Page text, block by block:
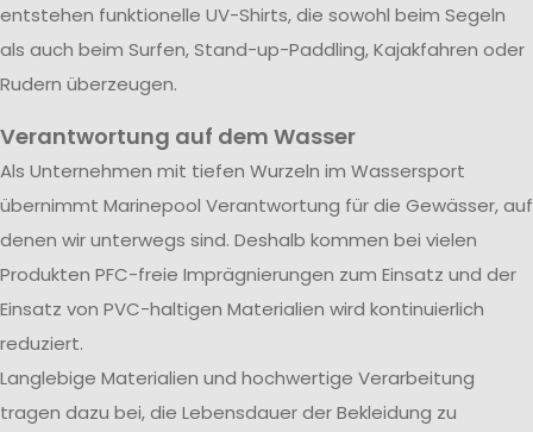
entstehen funktionelle UV-Shirts, die sowohl beim Segeln
als auch beim Surfen, Stand-up-Paddling, Kajakfahren oder
Rudern überzeugen.
Verantwortung auf dem Wasser
Als Unternehmen mit tiefen Wurzeln im Wassersport
übernimmt Marinepool Verantwortung für die Gewässer, auf
denen wir unterwegs sind. Deshalb kommen bei vielen
Produkten PFC-freie Imprägnierungen zum Einsatz und der
Einsatz von PVC-haltigen Materialien wird kontinuierlich
reduziert.
Langlebige Materialien und hochwertige Verarbeitung
tragen dazu bei, die Lebensdauer der Bekleidung zu